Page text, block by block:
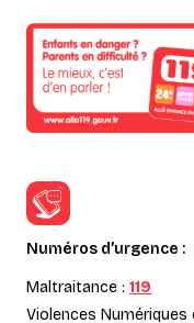
Numéros d’urgence :
Maltraitance : 119
Violences Numériques